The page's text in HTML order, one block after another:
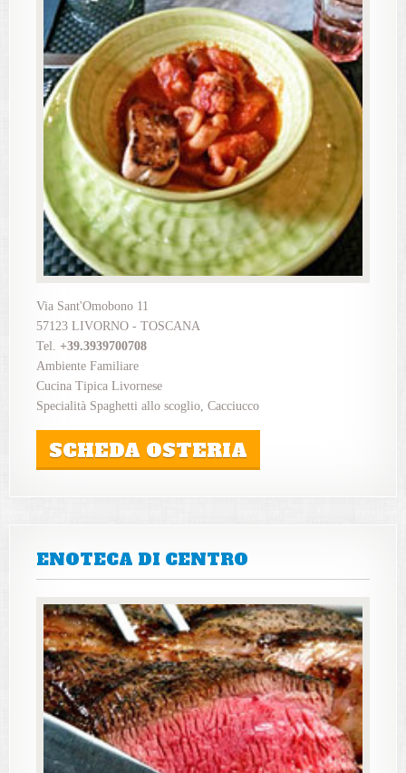
Via Sant'Omobono 11
57123 LIVORNO - TOSCANA
Tel. +39.3939700708
Ambiente Familiare
Cucina Tipica Livornese
Specialità Spaghetti allo scoglio, Cacciucco
SCHEDA OSTERIA
ENOTECA DI CENTRO